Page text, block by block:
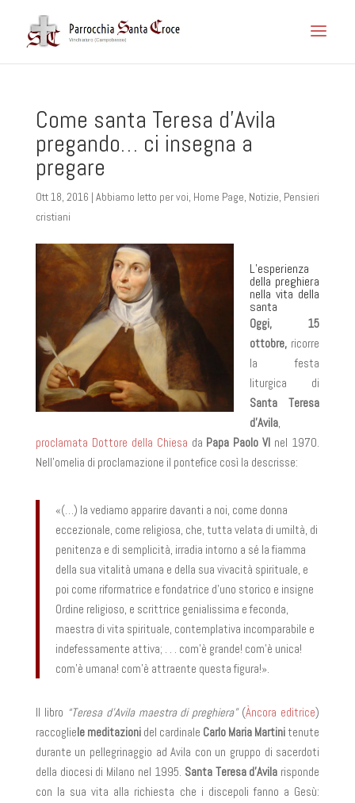
Come santa Teresa d’Avila
pregando… ci insegna a
pregare
Ott 18, 2016 | Abbiamo letto per voi, Home Page, Notizie, Pensieri
cristiani
L’esperienza
della preghiera
nella vita della
santa
Oggi, 15
ottobre,ricorre
la festa
liturgica di
Santa Teresa
d’Avila,
proclamata Dottore della Chiesa da Papa Paolo VI nel 1970.
Nell’omelia di proclamazione il pontefice così la descrisse:
«(…) la vediamo apparire davanti a noi, come donna
eccezionale, come religiosa, che, tutta velata di umiltà, di
penitenza e di semplicità, irradia intorno a sé la fiamma
della sua vitalità umana e della sua vivacità spirituale, e
poi come riformatrice e fondatrice d’uno storico e insigne
Ordine religioso, e scrittrice genialissima e feconda,
maestra di vita spirituale, contemplativa incomparabile e
indefessamente attiva; . . . com’è grande! com’è unica!
com’è umana! com’è attraente questa figura!».
Il libro “Teresa d’Avila maestra di preghiera”(Àncora editrice)
raccogliele meditazionidel cardinale Carlo Maria Martinitenute
durante un pellegrinaggio ad Avila con un gruppo di sacerdoti
della diocesi di Milano nel 1995. Santa Teresa d’Avila risponde
con la sua vita alla richiesta che i discepoli fanno a Gesù: